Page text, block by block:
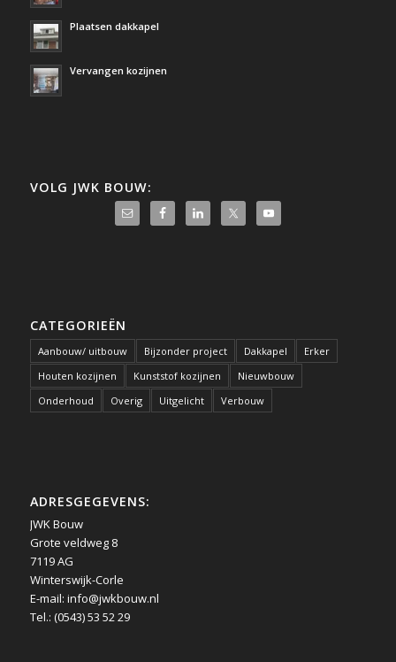
Plaatsen dakkapel
Vervangen kozijnen
VOLG JWK BOUW:
CATEGORIEËN
Aanbouw/ uitbouw Bijzonder project Dakkapel
Erker
Houten kozijnen
Kunststof kozijnen
Nieuwbouw
Onderhoud
Overig Uitgelicht Verbouw
ADRESGEGEVENS:
JWK Bouw
Grote veldweg 8
7119 AG
Winterswijk-Corle
E-mail: info@jwkbouw.nl
Tel.: (0543) 53 52 29